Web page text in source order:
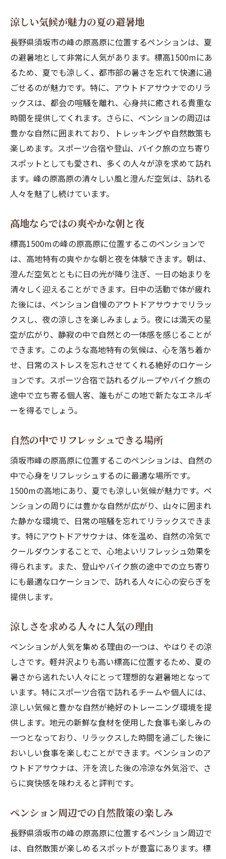
5名まで利用可能な広々とした空間
サウナ利用後のリラックス効果
アウトドアサウナで心身をリフレッシュ
サウナ愛好者必見のペンション
豊富なサウナ利用プランの紹介
スポーツ合宿に最適峰の原高原のペンション
標高の高さがスポーツ合宿に最適な理由
多様なスポーツ施設の紹介
合宿中のリラックス空間としての利用
参加者の健康を考慮した食事メニュー
合宿成功のためのサポート体制
登山愛好者必見のペンションでのひととき
登山の拠点としての理想的な宿泊施設
山道具のレンタルやアドバイスの提供
登山後の疲れを癒すサウナの魅力
地元ガイドによる山の案内
山々を望む絶景の魅力
登山をさらに楽しむためのイベント情報
バイク旅におすすめの立ち寄りスポット
バイク旅行者が集うペンションの魅力
安全で広々とした駐車スペース
旅の疲れを癒すサウナ体験
周辺のおすすめツーリングルート
バイク愛好家同士の交流の場
自然に囲まれたペンションでのリラクゼーショ
ン
自然の音に包まれた癒しの時間
心と体に優しい健康プログラム
リラクゼーションメニューの紹介
ペンション独自のリフレッシュ方法
ストレスから解放される滞在
心安らぐ読書スペースの魅力
軽井沢より涼しい須坂市の魅力的な宿泊施設
軽井沢を超える涼しさと快適さ
地域文化との出会いを楽しむ
長野県ならではの自然体験
季節ごとのイベントとアクティビティ
伝統と現代が融合した宿泊体験
家族や友人と楽しむアウトドア体験ペンション
家族で楽しむ自然体験の魅力
友人同士でのアクティビティ計画
ペンション内で楽しむアウトドア料理
子供向けアクティビティの充実
特別なイベントで絆を深める
涼しい気候が魅力の夏の避暑地
長野県須坂市の峰の原高原に位置するペンションは、夏
の避暑地として非常に人気があります。標高1500mにあ
るため、夏でも涼しく、都市部の暑さを忘れて快適に過
ごせるのが魅力です。特に、アウトドアサウナでのリラ
ックスは、都会の喧騒を離れ、心身共に癒される貴重な
時間を提供してくれます。さらに、ペンションの周辺は
豊かな自然に囲まれており、トレッキングや自然散策も
楽しめます。スポーツ合宿や登山、バイク旅の立ち寄り
スポットとしても愛され、多くの人々が涼を求めて訪れ
ます。峰の原高原の清々しい風と澄んだ空気は、訪れる
人々を魅了し続けています。
高地ならではの爽やかな朝と夜
標高1500mの峰の原高原に位置するこのペンションで
は、高地特有の爽やかな朝と夜を体験できます。朝は、
澄んだ空気とともに日の光が降り注ぎ、一日の始まりを
清々しく迎えることができます。日中の活動で体が疲れ
た後には、ペンション自慢のアウトドアサウナでリラッ
クスし、夜の涼しさを楽しみましょう。夜には満天の星
空が広がり、静寂の中で自然との一体感を感じることが
できます。このような高地特有の気候は、心を落ち着か
せ、日常のストレスを忘れさせてくれる絶好のロケーシ
ョンです。スポーツ合宿で訪れるグループやバイク旅の
途中で立ち寄る個人客、誰もがこの地で新たなエネルギ
ーを得るでしょう。
自然の中でリフレッシュできる場所
須坂市峰の原高原に位置するこのペンションは、自然の
中で心身をリフレッシュするのに最適な場所です。
1500mの高地にあり、夏でも涼しい気候が魅力です。ペ
ンションの周りには豊かな自然が広がり、山々に囲まれ
た静かな環境で、日常の喧騒を忘れてリラックスできま
す。特にアウトドアサウナは、体を温め、自然の冷気で
クールダウンすることで、心地よいリフレッシュ効果を
得られます。また、登山やバイク旅の途中での立ち寄り
にも最適なロケーションで、訪れる人々に心の安らぎを
提供します。
涼しさを求める人々に人気の理由
ペンションが人気を集める理由の一つは、やはりその涼
しさです。軽井沢よりも高い標高に位置するため、夏の
暑さから逃れたい人々にとって理想的な避暑地となって
います。特にスポーツ合宿で訪れるチームや個人には、
涼しい気候と豊かな自然が絶好のトレーニング環境を提
供します。地元の新鮮な食材を使用した食事も楽しみの
一つとなっており、リラックスした時間を過ごした後に
おいしい食事を楽しむことができます。ペンションのア
ウトドアサウナは、汗を流した後の冷涼な外気浴で、さ
らに爽快感を味わえると評判です。
ペンション周辺での自然散策の楽しみ
長野県須坂市の峰の原高原に位置するペンション周辺で
は、自然散策が楽しめるスポットが豊富にあります。標